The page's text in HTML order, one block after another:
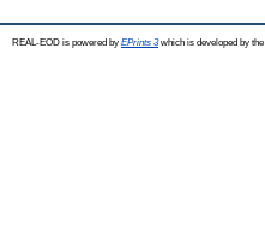
REAL-EOD is powered by EPrints 3which is developed by the